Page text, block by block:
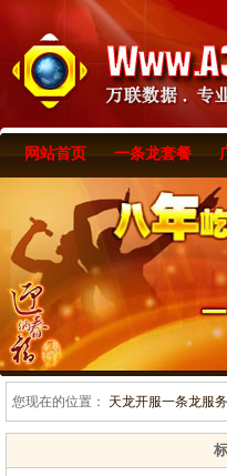
网站首页 一条龙套餐
您现在的位置： 天龙开服一条龙服